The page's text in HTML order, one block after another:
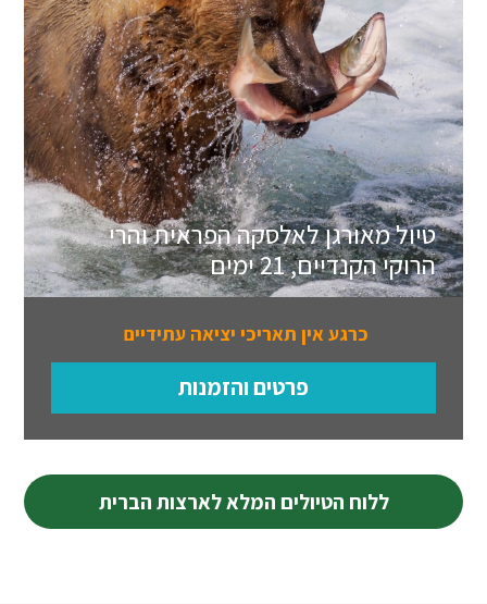
טיול מאורגן לאלסקה הפראית והרי
הרוקי הקנדיים, 21 ימים
כרגע אין תאריכי יציאה עתידיים
פרטים והזמנות
ללוח הטיולים המלא לארצות הברית